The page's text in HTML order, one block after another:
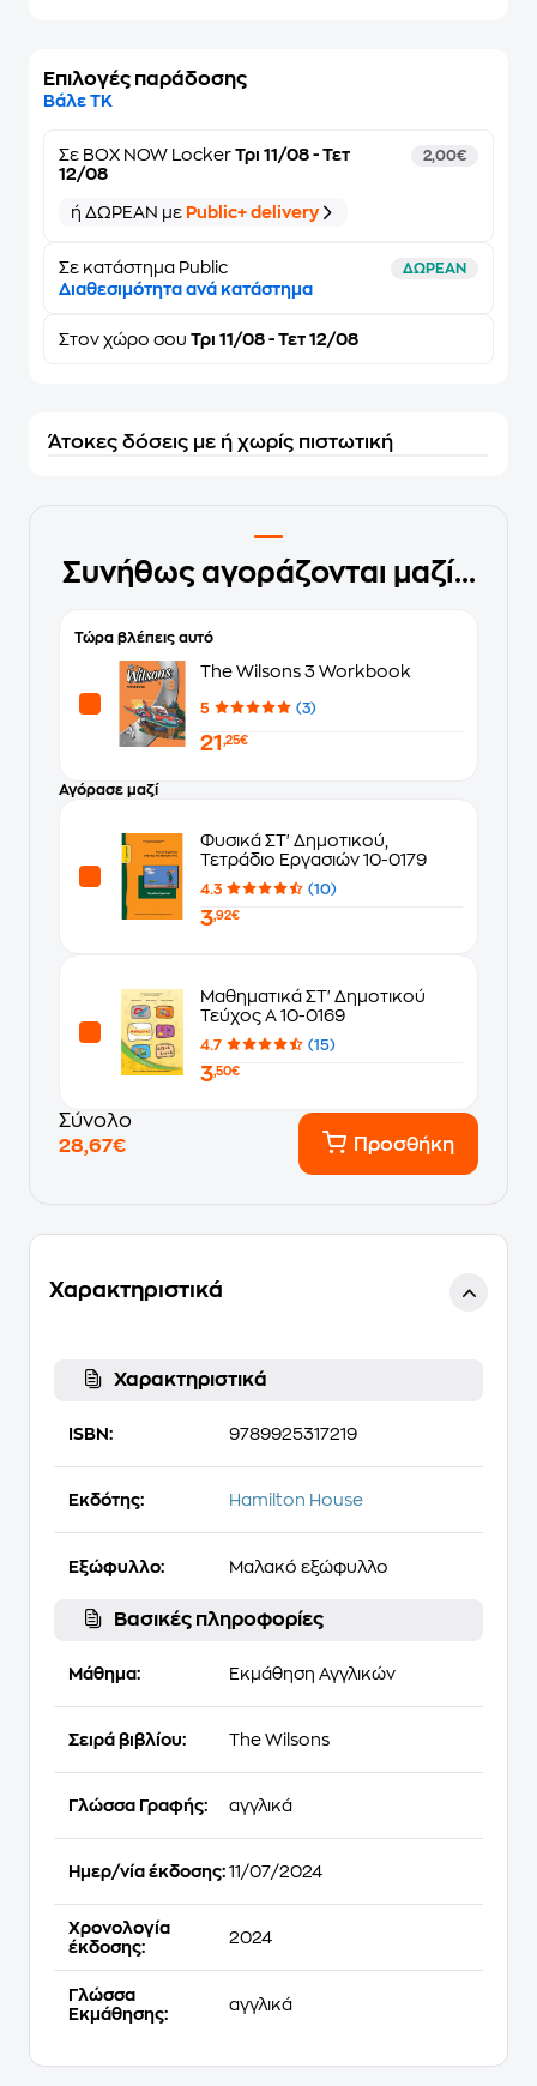
Επιλογές παράδοσης
Βάλε ΤΚ
Σε BOX NOW Locker Τρι 11/08 - Τετ
12/08
2,00€
ή ΔΩΡΕΑΝ με Public+ delivery
Σε κατάστημα Public ΔΩΡΕΑΝ
Διαθεσιμότητα ανά κατάστημα
Στον χώρο σου Τρι 11/08 - Τετ 12/08
Άτοκες δόσεις με ή χωρίς πιστωτική
Συνήθως αγοράζονται μαζί...
Τώρα βλέπεις αυτό
The Wilsons 3 Workbook
5 (3)
21 ,25€
Αγόρασε μαζί
Φυσικά ΣΤ' Δημοτικού,
Τετράδιο Εργασιών 10-0179
4.3 (10)
3,92€
Μαθηματικά ΣΤ' Δημοτικού
Τεύχος Α 10-0169
4.7 (15)
3,50€
Σύνολο
28,67€
Προσθήκη
Χαρακτηριστικά
Χαρακτηριστικά
ISBN: 9789925317219
Εκδότης: Hamilton House
Εξώφυλλο: Μαλακό εξώφυλλο
Βασικές πληροφορίες
Μάθημα: Εκμάθηση Αγγλικών
Σειρά βιβλίου: The Wilsons
Γλώσσα Γραφής: αγγλικά
Ημερ/νία έκδοσης: 11/07/2024
Χρονολογία
έκδοσης:
2024
Γλώσσα
Εκμάθησης:
αγγλικά